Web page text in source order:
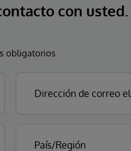
con usted.
obligatorios